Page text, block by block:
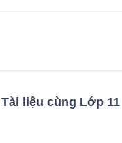
Tài liệu cùng Lớp 11